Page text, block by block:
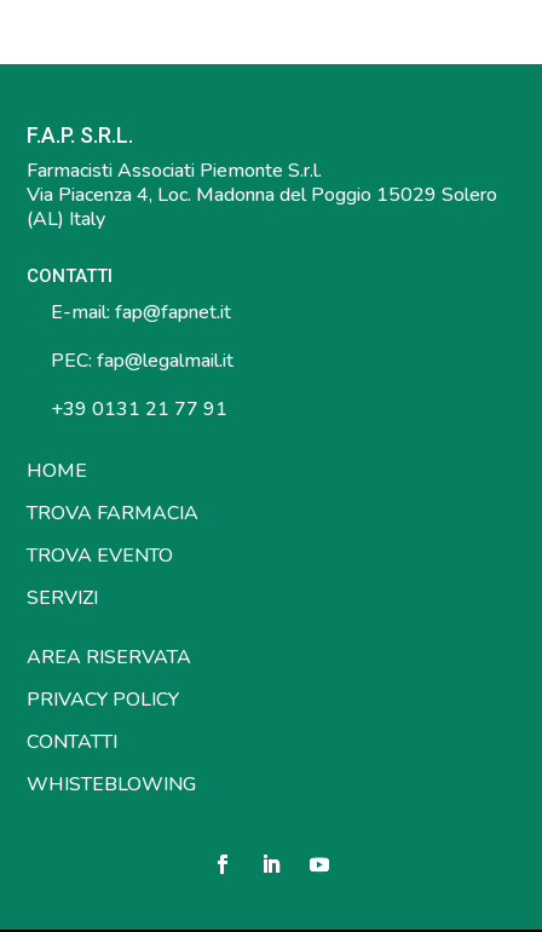
F.A.P. S.R.L.
Farmacisti Associati Piemonte S.r.l.
Via Piacenza 4, Loc. Madonna del Poggio 15029 Solero
(AL) Italy
CONTATTI
E-mail: fap@fapnet.it
PEC: fap@legalmail.it
+39 0131 21 77 91
HOME
TROVA FARMACIA
TROVA EVENTO
SERVIZI
AREA RISERVATA
PRIVACY POLICY
CONTATTI
WHISTEBLOWING